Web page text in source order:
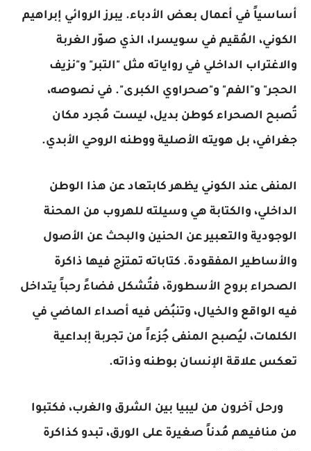
أساسياً في أعمال بعض الأدباء. يبرز الروائي إبراهيم
الكوني، المُقيم في سويسرا، الذي صوّر الغربة
والاغتراب الداخلي في رواياته مثل "التبر" و"نزيف
الحجر" و"الفم" و"صحراوي الكبرى". في نصوصه،
تُصبح الصحراء كوطن بديل، ليست مُجرد مكان
جغرافي، بل هويته الأصلية ووطنه الروحي الأبدي.
المنفى عند الكوني يظهر كابتعاد عن هذا الوطن
الداخلي، والكتابة هي وسيلته للهروب من المحنة
الوجودية والتعبير عن الحنين والبحث عن الأصول
والأساطير المفقودة. كتاباته تمتزج فيها ذاكرة
الصحراء بروح الأسطورة، فتُشكل فضاءً رحباً يتداخل
فيه الواقع والخيال، وتنبُض فيه أصداء الماضي في
الكلمات، ليُصبح المنفى جُزءاً من تجربة إبداعية
تعكس علاقة الإنسان بوطنه وذاته.
ورحل آخرون من ليبيا بين الشرق والغرب، فكتبوا
من منافيهم مُدناً صغيرة على الورق، تبدو كذاكرة